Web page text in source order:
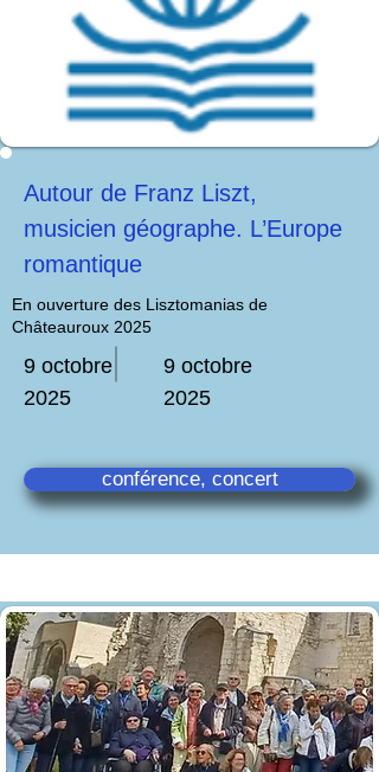
Autour de Franz Liszt,
musicien géographe. L’Europe
romantique
En ouverture des Lisztomanias de
Châteauroux 2025
9 octobre
2025
9 octobre
2025
conférence, concert